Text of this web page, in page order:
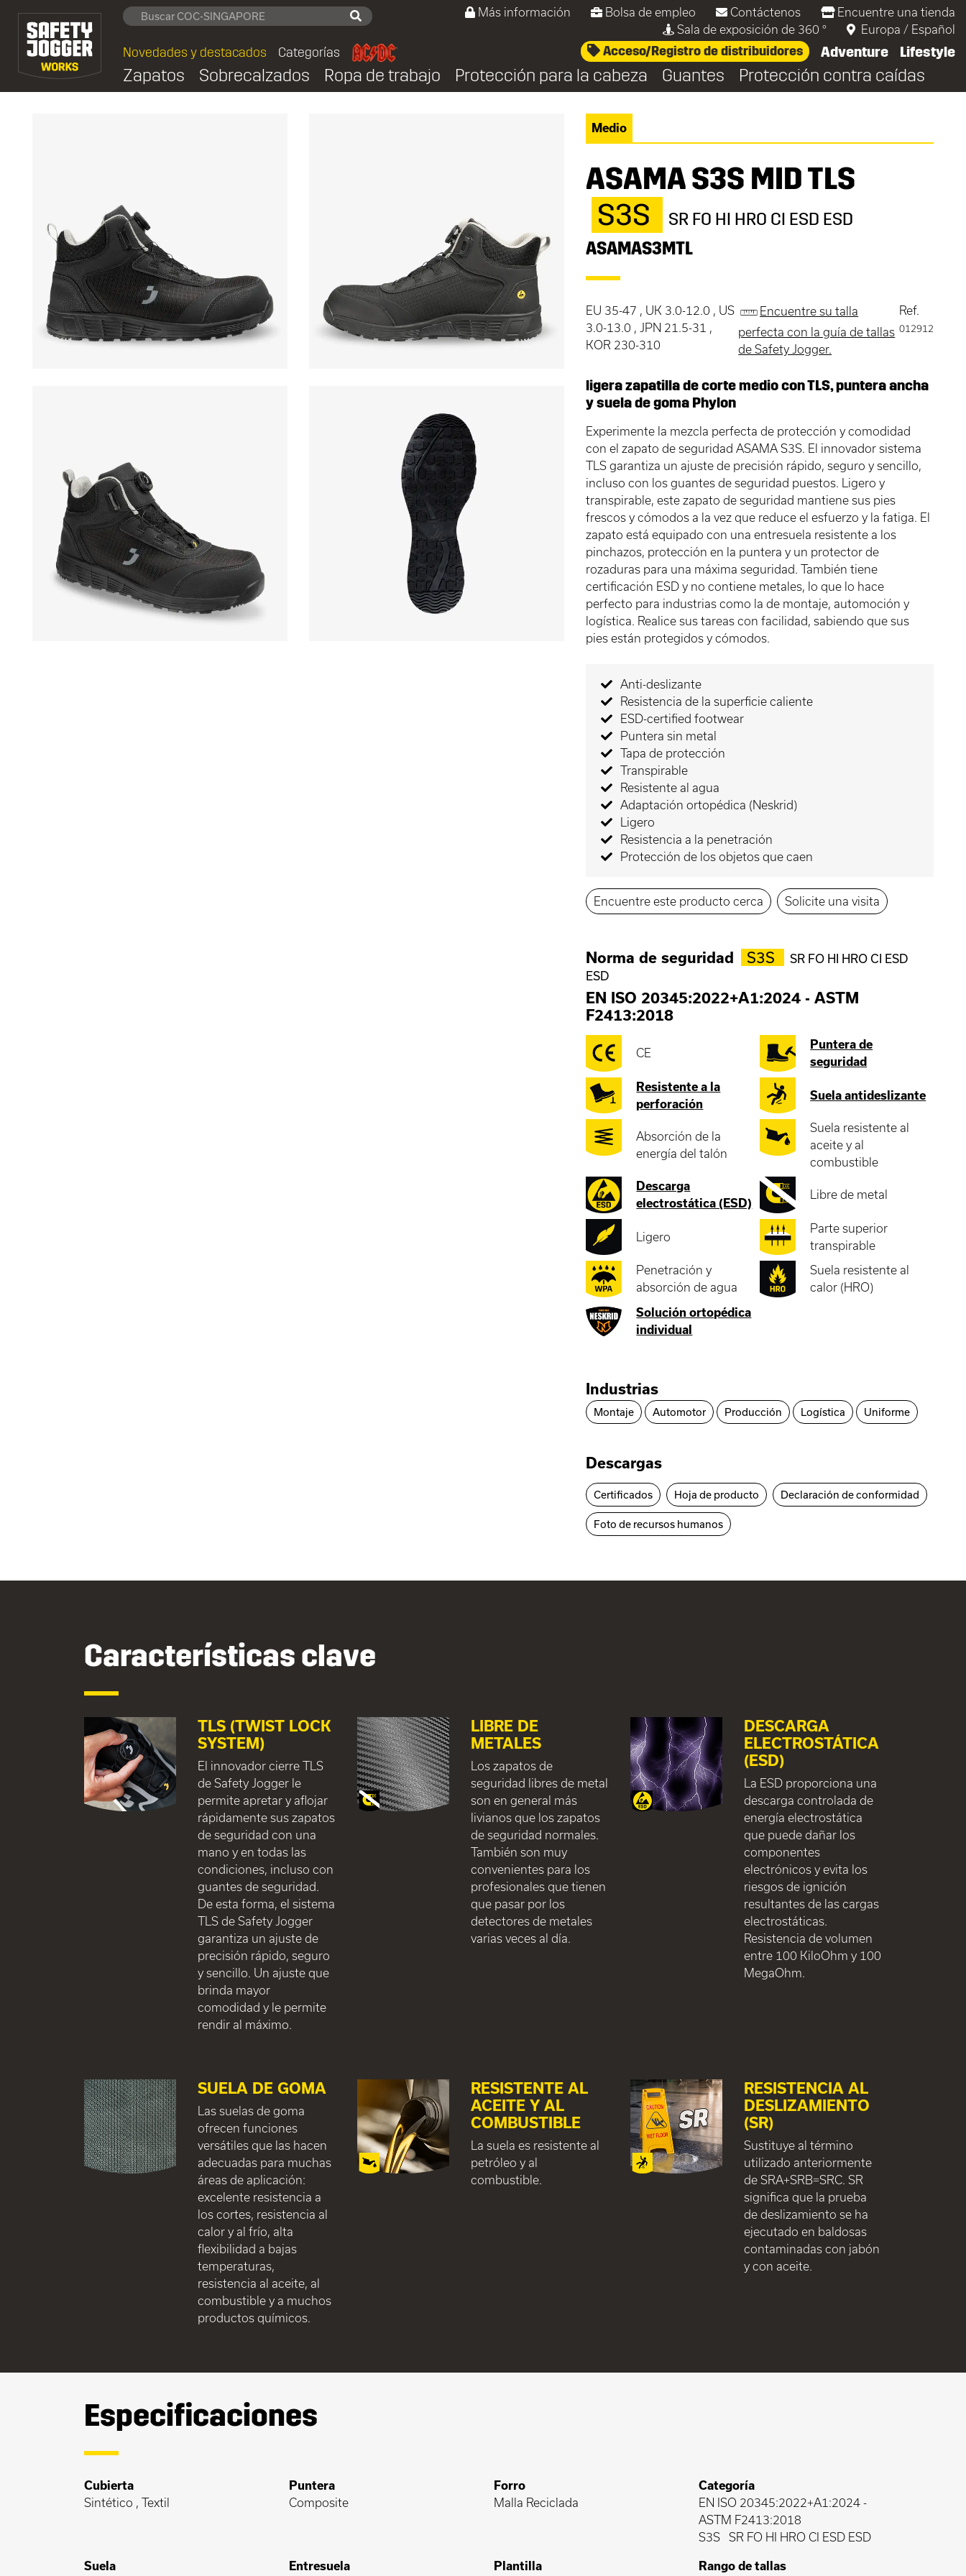
Más información Bolsa de empleo Contáctenos
Encuentre una tienda
Sala de exposición de 360 °
Europa / Español
Novedades y destacados Categorías Acceso/Registro de distribuidores Adventure Lifestyle
Zapatos Sobrecalzados Ropa de trabajo Protección para la cabeza Guantes Protección contra caídas
Medio
ASAMA S3S MID TLS
S3S
SR FO HI HRO CI ESD ESD
ASAMAS3MTL
EU 35-47 , UK 3.0-12.0 , US
3.0-13.0 , JPN 21.5-31 ,
KOR 230-310
Encuentre su talla
perfecta con la guía de tallas
de Safety Jogger.
Ref.
012912
ligera zapatilla de corte medio con TLS, puntera ancha
y suela de goma Phylon
Experimente la mezcla perfecta de protección y comodidad
con el zapato de seguridad ASAMA S3S. El innovador sistema
TLS garantiza un ajuste de precisión rápido, seguro y sencillo,
incluso con los guantes de seguridad puestos. Ligero y
transpirable, este zapato de seguridad mantiene sus pies
frescos y cómodos a la vez que reduce el esfuerzo y la fatiga. El
zapato está equipado con una entresuela resistente a los
pinchazos, protección en la puntera y un protector de
rozaduras para una máxima seguridad. También tiene
certificación ESD y no contiene metales, lo que lo hace
perfecto para industrias como la de montaje, automoción y
logística. Realice sus tareas con facilidad, sabiendo que sus
pies están protegidos y cómodos.
Anti-deslizante
Resistencia de la superficie caliente
ESD-certified footwear
Puntera sin metal
Tapa de protección
Transpirable
Resistente al agua
Adaptación ortopédica (Neskrid)
Ligero
Resistencia a la penetración
Protección de los objetos que caen
Encuentre este producto cerca Solicite una visita
Norma de seguridad S3S
SR FO HI HRO CI ESD
ESD
EN ISO 20345:2022+A1:2024 -ASTM
F2413:2018
CE
Puntera de
seguridad
Resistente a la
perforación
Suela antideslizante
Absorción de la
energía del talón
Suela resistente al
aceite y al
combustible
Descarga
electrostática (ESD)
Libre de metal
Ligero
Parte superior
transpirable
Penetración y
absorción de agua
Suela resistente al
calor (HRO)
Solución ortopédica
individual
Industrias
Montaje Automotor Producción Logística Uniforme
Descargas
Certificados Hoja de producto Declaración de conformidad
Foto de recursos humanos
Características clave
TLS (TWIST LOCK
SYSTEM)
El innovador cierre TLS
de Safety Jogger le
permite apretar y aflojar
rápidamente sus zapatos
de seguridad con una
mano y en todas las
condiciones, incluso con
guantes de seguridad.
De esta forma, el sistema
TLS de Safety Jogger
garantiza un ajuste de
precisión rápido, seguro
y sencillo. Un ajuste que
brinda mayor
comodidad y le permite
rendir al máximo.
LIBRE DE
METALES
Los zapatos de
seguridad libres de metal
son en general más
livianos que los zapatos
de seguridad normales.
También son muy
convenientes para los
profesionales que tienen
que pasar por los
detectores de metales
varias veces al día.
DESCARGA
ELECTROSTÁTICA
(ESD)
La ESD proporciona una
descarga controlada de
energía electrostática
que puede dañar los
componentes
electrónicos y evita los
riesgos de ignición
resultantes de las cargas
electrostáticas.
Resistencia de volumen
entre 100 KiloOhm y 100
MegaOhm.
SUELA DE GOMA
Las suelas de goma
ofrecen funciones
versátiles que las hacen
adecuadas para muchas
áreas de aplicación:
excelente resistencia a
los cortes, resistencia al
calor y al frío, alta
flexibilidad a bajas
temperaturas,
resistencia al aceite, al
combustible y a muchos
productos químicos.
RESISTENTE AL
ACEITE Y AL
COMBUSTIBLE
La suela es resistente al
petróleo y al
combustible.
RESISTENCIA AL
DESLIZAMIENTO
(SR)
Sustituye al término
utilizado anteriormente
de SRA+SRB=SRC. SR
significa que la prueba
de deslizamiento se ha
ejecutado en baldosas
contaminadas con jabón
y con aceite.
Especificaciones
Cubierta
Sintético , Textil
Puntera
Composite
Forro
Malla Reciclada
Categoría
EN ISO 20345:2022+A1:2024 -
ASTM F2413:2018
S3S
SR FO HI HRO CI ESD ESD
Suela
Entresuela
Plantilla
Rango de tallas